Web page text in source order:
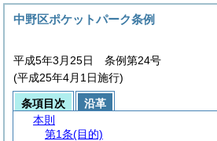
中野区ポケットパーク条例
平成5年3月25日 条例第24号
(平成25年4月1日施行)
条項目次
沿革
本則
第1条(目的)